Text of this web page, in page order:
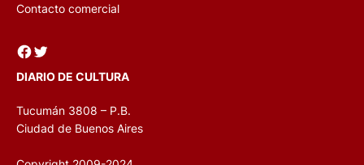
Contacto comercial
Facebook Twitter
DIARIO DE CULTURA
Tucumán 3808 – P.B.
Ciudad de Buenos Aires